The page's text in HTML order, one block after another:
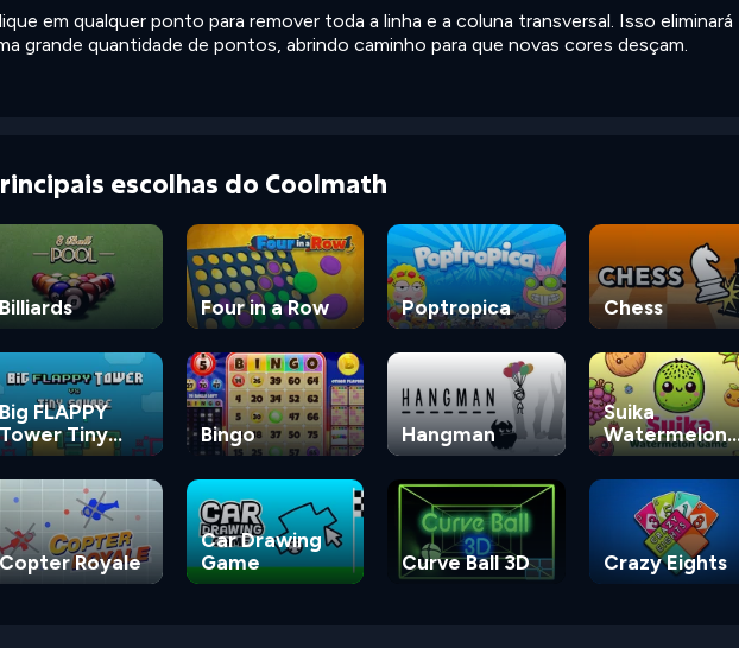
em qualquer ponto para remover toda a linha e a coluna transversal. Isso eliminará
grande quantidade de pontos, abrindo caminho para que novas cores desçam.
escolhas do Coolmath
Billiards Four in a Row Poptropica Chess
Big FLAPPY
Tower Tiny
Square
Bingo Hangman
Suika
Watermelon
Game
Copter Royale
Car Drawing
Game
Curve Ball 3D Crazy Eights